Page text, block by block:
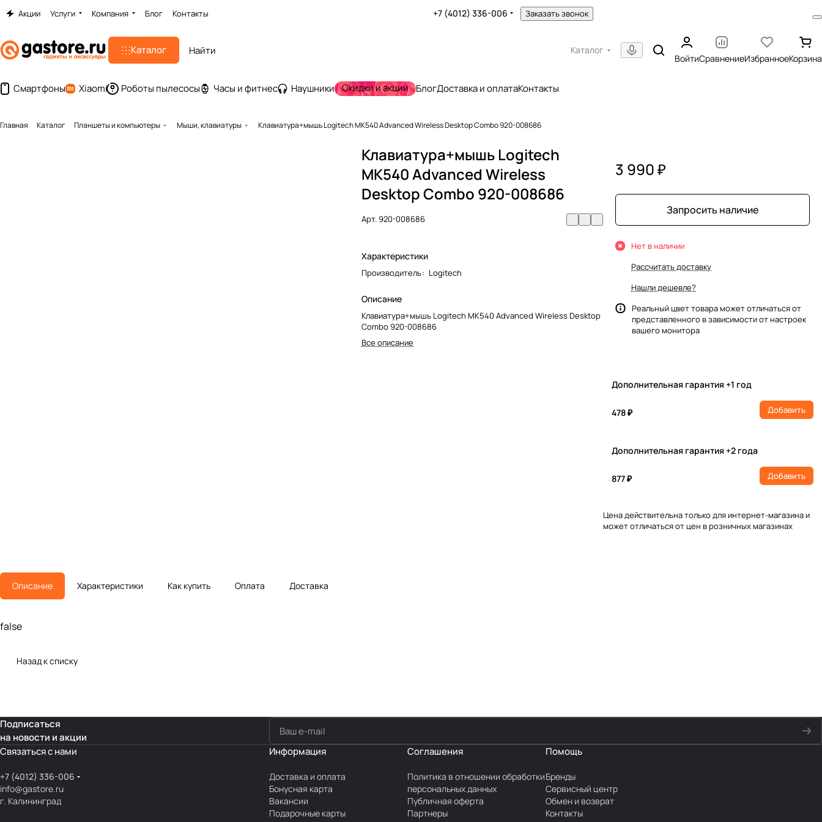
Акции Услуги Компания Блог Контакты +7 (4012) 336-006 Заказать звонок
Каталог Каталог
ВойтиСравнениеИзбранноеКорзина
Смартфоны Xiaomi Роботы пылесосы Часы и фитнес Наушники Скидки и акции БлогДоставка и оплатаКонтакты
Главная Каталог Планшеты и компьютеры Мыши, клавиатуры Клавиатура+мышь Logitech MK540 Advanced Wireless Desktop Combo 920-008686
Клавиатура+мышь Logitech
MK540 Advanced Wireless
Desktop Combo 920-008686
Арт.920-008686
Характеристики
Производитель: Logitech
Описание
Клавиатура+мышь Logitech MK540 Advanced Wireless Desktop
Combo 920-008686
Все описание
3 990 ₽
Запросить наличие
Нет в наличии
Рассчитать доставку
Нашли дешевле?
Реальный цвет товара может отличаться от
представленного в зависимости от настроек
вашего монитора
Дополнительная гарантия +1 год
478 ₽ Добавить
Дополнительная гарантия +2 года
877 ₽ Добавить
Цена действительна только для интернет-магазина и
может отличаться от цен в розничных магазинах
Описание Характеристики Как купить Оплата Доставка
false
Назад к списку
Подписаться
на новости и акции
Связаться с нами
+7 (4012) 336-006
info@gastore.ru
г. Калининград
Информация
Доставка и оплата
Бонусная карта
Вакансии
Подарочные карты
Соглашения
Политика в отношении обработки
персональных данных
Публичная оферта
Партнеры
Помощь
Бренды
Сервисный центр
Обмен и возврат
Контакты